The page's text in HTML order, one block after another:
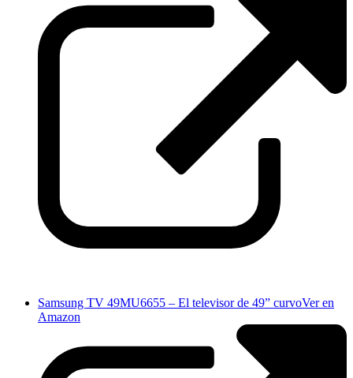
Samsung TV 49MU6655 – El televisor de 49” curvoVer en
Amazon